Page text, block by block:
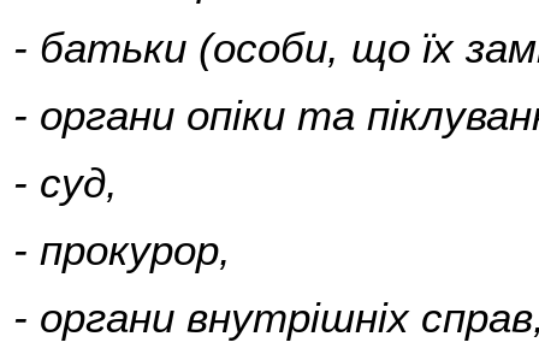
- батьки (особи, що їх
- органи опіки та
- суд,
- прокурор,
- органи внутрішніх